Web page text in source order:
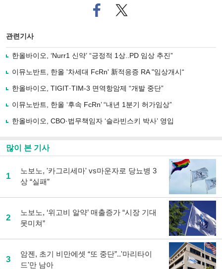
페
이
로
기
사
유
기
트위
터로
관련기사
한올바이오, ‘Nurr1 신약’ “긍정적 1상..PD 임상 추진”
이뮤노반트, 한올 '차세대 FcRn' 新적응증 RA "임상개시“
한올바이오, TIGIT·TIM-3 면역항암제 “개발 중단”
이뮤노반트, 한올 ‘후속 FcRn’ “내년 1분기 허가임상”
한올바이오, CBO·법무책임자 ‘슬라빈스키 박사’ 영입
많이 본 기사
1
노보노, '카그리세마' vs마운자로 당뇨병 3
상 “실패”
2
노보노, ‘위고비 알약’ 매출증가 “시장 기대
못미쳐”
3
암젠, 초기 비만에셋 “또 중단”..'마리타이
드'만 남아